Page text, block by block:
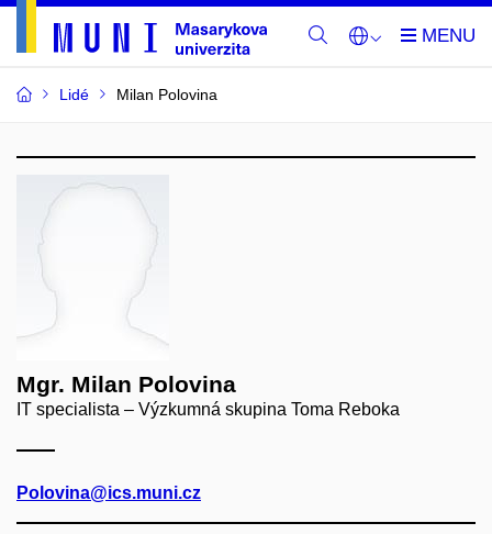
Lidé Milan Polovina
Mgr. Milan Polovina
IT specialista – Výzkumná skupina Toma Reboka
Polovina@ics.muni.cz